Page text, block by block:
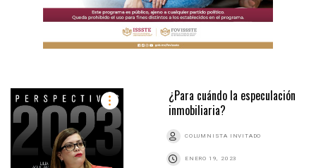
¿Para cuándo la especulación
inmobiliaria?
COLUMNISTA INVITADO
ENERO 19, 2023